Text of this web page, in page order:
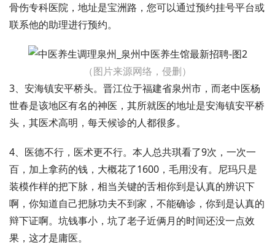
骨伤专科医院，地址是宝洲路，您可以通过预约挂号平台或
联系他的助理进行预约。
（图片来源网络，侵删）
3、安海镇安平桥头。晋江位于福建省泉州市，而老中医杨
世春是该地区有名的神医，其所就医的地址是安海镇安平桥
头，其医术高明，每天候诊的人都很多。
4、医德不行，医术更不行。本人总共琪看了9次，一次一
百，加上拿药的钱，大概花了1600，毛用没有。尼玛只是
装模作样的把下脉，相当关键的舌相你到是认真的辨识下
啊，你知道自己把脉功夫不到家，不能确诊，你到是认真的
辩下证啊。坑钱事小，坑了老子近俩月的时间还没一点效
果，这才是庸医。